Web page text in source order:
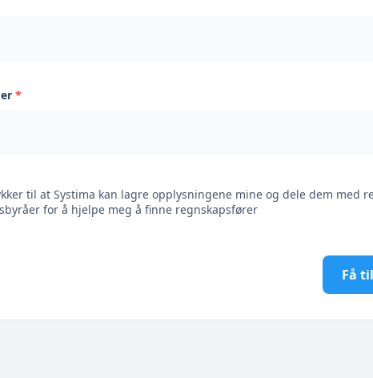
*
til at Systima kan lagre opplysningene mine og dele dem med
for å hjelpe meg å finne regnskapsfører
Få